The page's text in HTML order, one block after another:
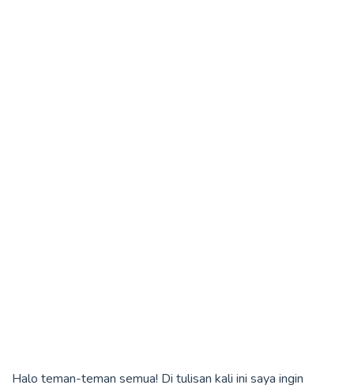
Halo teman-teman semua! Di tulisan kali ini saya ingin